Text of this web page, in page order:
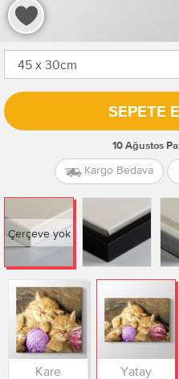
SEPETE
10 Ağustos
Kargo Bedava
Çerçeve yok
Kare Yatay